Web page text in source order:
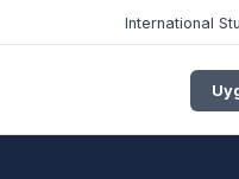
International